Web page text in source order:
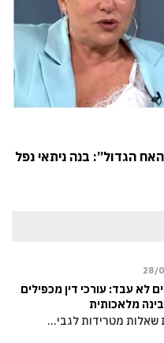
הגדול”: בנה ניתאי נפל
28/
לא עבד: עורכי דין מכפילים
מלאכותית
שאלות מטרידות לגבי…